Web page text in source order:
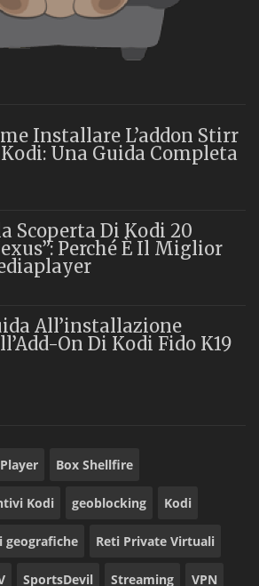
Installare L’addon Stirr
Una Guida Completa
Scoperta Di Kodi 20
Perché È Il Miglior
All’installazione
On Di Kodi Fido K19
Box Shellfire
Kodi geoblocking Kodi
geografiche Reti Private Virtuali
SportsDevil Streaming VPN